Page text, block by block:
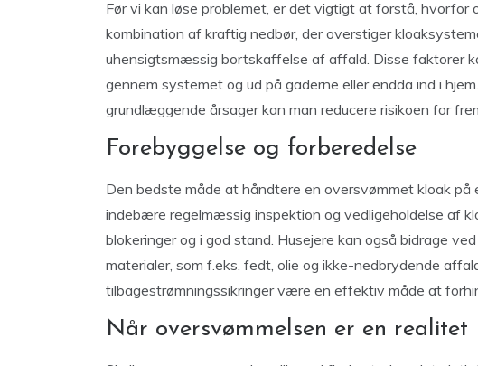
Før vi kan løse problemet, er det vigtigt at forstå, hvorfor
kombination af kraftig nedbør, der overstiger
uhensigtsmæssig bortskaffelse af affald. Disse faktorer
gennem systemet og ud på gaderne eller endda ind i
grundlæggende årsager kan man reducere risikoen for
Forebyggelse og forberedelse
Den bedste måde at håndtere en oversvømmet kloak
indebære regelmæssig inspektion og vedligeholdelse af
blokeringer og i god stand. Husejere kan også bidrage
materialer, som f.eks. fedt, olie og ikke-nedbrydende
tilbagestrømningssikringer være en effektiv måde at
Når oversvømmelsen er en realitet